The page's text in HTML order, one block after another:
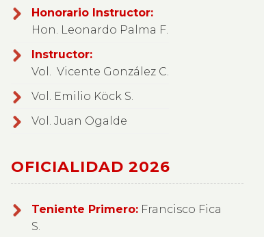
Honorario Instructor:
Hon. Leonardo Palma F.
Instructor:
Vol. Vicente González C.
Vol. Emilio Köck S.
Vol. Juan Ogalde
OFICIALIDAD 2026
Teniente Primero: Francisco Fica
S.